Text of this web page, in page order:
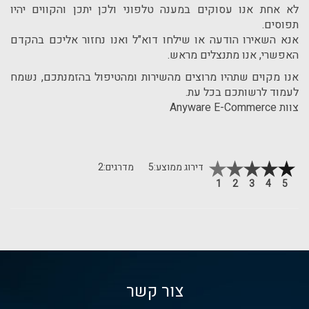
לא אחת אנו עסוקים במענה טלפוני ולכן יתכן והקווים יהיו
תפוסים.
אנא השאירו הודעה או שילחו דוא"ל ואנו נחזור אליכם בהקדם
האפשרי, אנו מתנצלים מראש.
אנו מקוים שתהיו מרוצים מהשירות ומהטיפול בהזמנתכם, נשמח
לעמוד לרשותכם בכל עת.
צוות Anyware E-Commerce
דירוג ממוצע:5 מדרגים:2
5
4
3
2
1
צור קשר